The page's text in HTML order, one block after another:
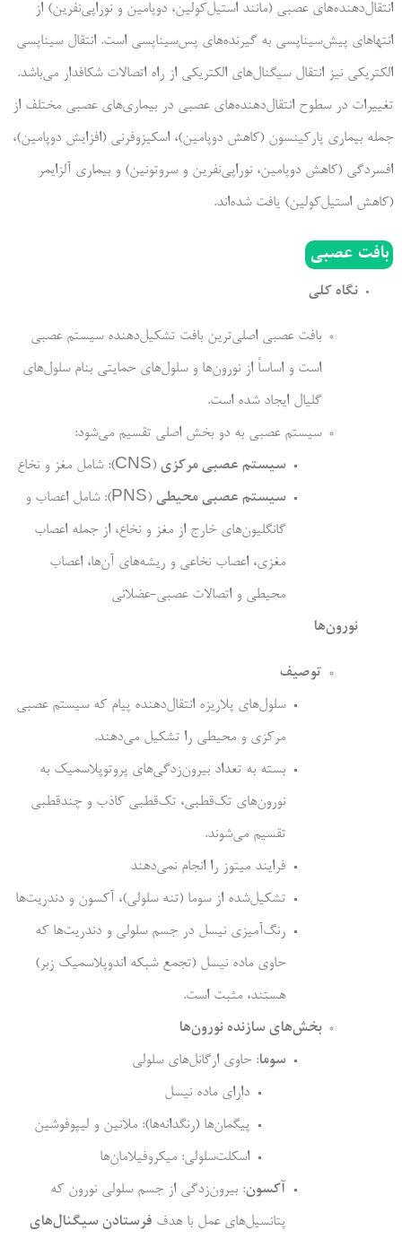
انتقال‌دهنده‌های عصبی (مانند استیل‌کولین، دوپامین و نوراپی‌نفرین) از
انتهاهای پیش‌سیناپسی به گیرنده‌های پس‌سیناپسی است. انتقال سیناپسی
الکتریکی نیز انتقال سیگنال‌های الکتریکی از راه اتصالات شکافدار می‌باشد.
تغییرات در سطوح انتقال‌دهنده‌های عصبی در بیماری‌های عصبی مختلف از
جمله بیماری پارکینسون (کاهش دوپامین)، اسکیزوفرنی (افزایش دوپامین)،
افسردگی (کاهش دوپامین، نوراپی‌نفرین و سروتونین) و بیماری آلزایمر
(کاهش استیل‌کولین) یافت شده‌اند.
بافت عصبی
نگاه کلی
بافت عصبی اصلی‌ترین بافت تشکیل‌دهنده سیستم عصبی
است و اساساً از نورون‌ها و سلول‌های حمایتی بنام سلول‌های
گلیال ایجاد شده است.
سیستم عصبی به دو بخش اصلی تقسیم می‌شود:
سیستم عصبی مرکزی (CNS): شامل مغز و نخاع
سیستم عصبی محیطی
(PNS): شامل اعصاب و
گانگلیون‌های خارج از مغز و نخاع، از جمله اعصاب
مغزی، اعصاب نخاعی و ریشه‌های آن‌ها، اعصاب
محیطی و اتصالات عصبی-عضلانی
نورون‌ها
توصیف
سلول‌های پلاریزه انتقال‌دهنده پیام که سیستم عصبی
مرکزی و محیطی را تشکیل می‌دهند.
بسته به تعداد بیرون‌زدگی‌های پروتوپلاسمیک به
نورون‌های تک‌قطبی، تک‌قطبی کاذب و چندقطبی
تقسیم می‌شوند.
فرایند میتوز را انجام نمی‌دهند
تشکیل‌شده از سوما (تنه سلولی)، آکسون و دندریت‌ها
رنگ‌آمیزی نیسل در جسم سلولی و دندریت‌ها که
حاوی ماده نیسل (تجمع شبکه اندوپلاسمیک زبر)
هستند، مثبت است.
بخش‌های سازنده نورون‌ها
سوما: حاوی ارگانل‌های سلولی
دارای ماده نیسل
پیگمان‌ها (رنگدانه‌ها): ملانین و لیپوفوشین
اسکلت‌سلولی: میکروفیلامان‌ها
آکسون: بیرون‌زدگی از جسم سلولی نورون که
پتانسیل‌های عمل با هدف فرستادن سیگنال‌های